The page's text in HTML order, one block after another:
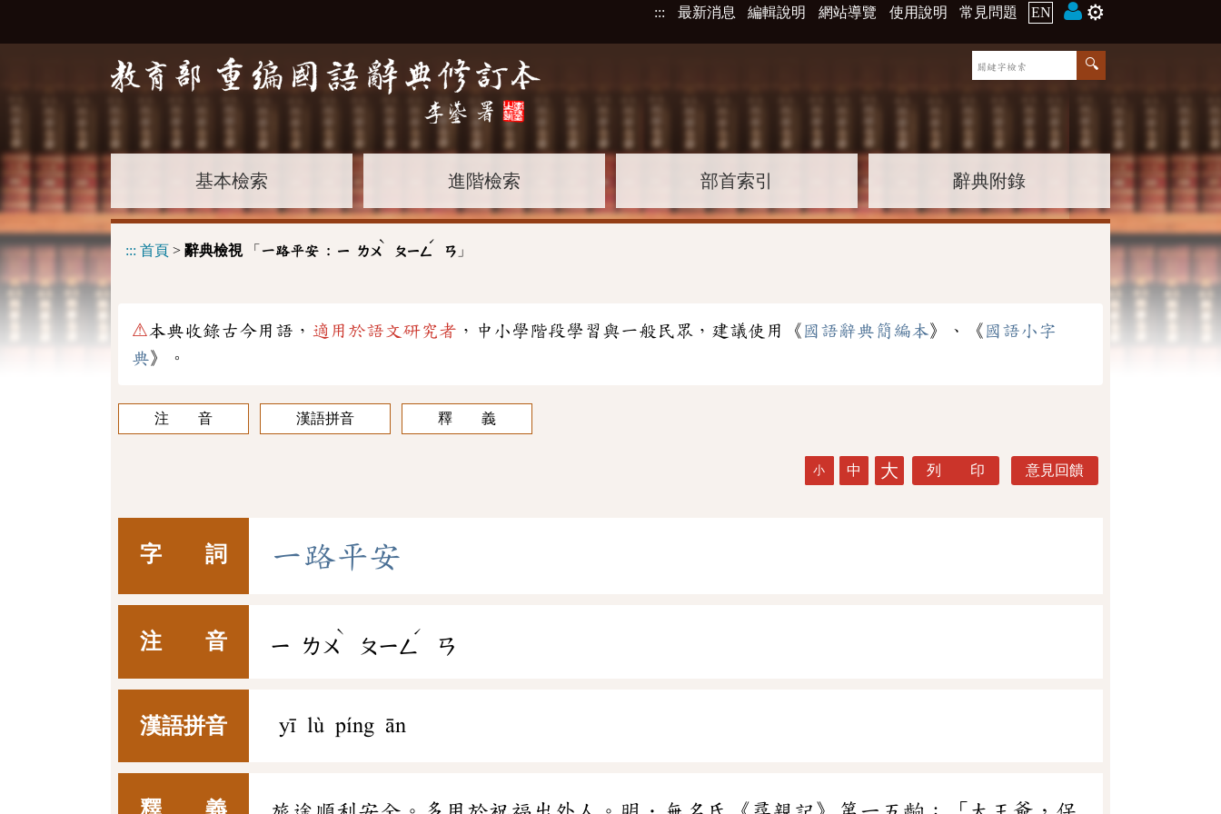
::: 最新消息 編輯說明 網站導覽 使用說明 常見問題 EN ⚙️
基本檢索 進階檢索 部首索引 辭典附錄
::: 首頁 > 辭典檢視「 一路平安 : ㄧ ㄌㄨ
ˋ
ㄆㄧㄥ
ˊ
ㄢ 」
⚠本典收錄古今用語， 適用於語文研究者 ，中小學階段學習與一般民眾，建議使用《 國語辭典簡編本》、《 國語小字
典》。
注 音 漢語拼音 釋 義
小 中 大 列 印 意見回饋
字 詞 一路平安
注 音 ㄧ ㄌㄨ
ˋ
ㄆㄧㄥ
ˊ
ㄢ
漢語拼音 yī lù píng ān